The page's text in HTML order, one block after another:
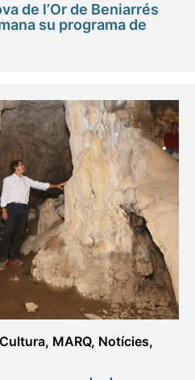
de l’Or de Beniarrés
su programa de
Cultura, MARQ, Notícies,